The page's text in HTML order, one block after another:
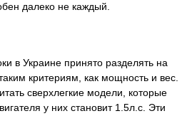
далеко не каждый.
в Украине принято разделять на
критериям, как мощность и вес.
сверхлегкие модели, которые
у них становит 1.5л.с. Эти